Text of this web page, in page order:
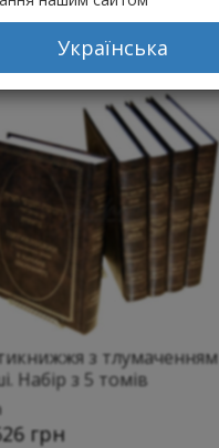
Українська
з тлумаченням
Набір з 5 томів
грн